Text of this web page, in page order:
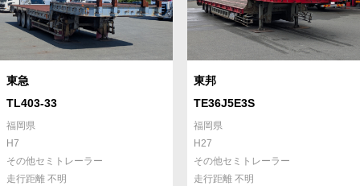
東急
TL403-33
福岡県
H7
その他セミトレーラー
走行距離 不明
東邦
TE36J5E3S
福岡県
H27
その他セミトレーラー
走行距離 不明